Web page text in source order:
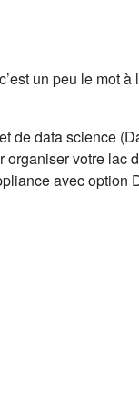
un peu le mot à
de data science
organiser votre lac
avec option